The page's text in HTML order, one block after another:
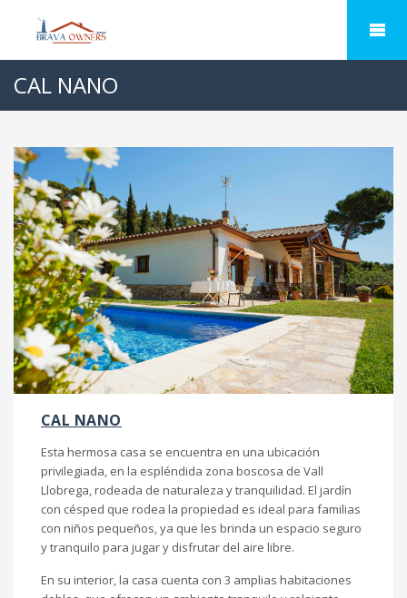
CAL NANO
CAL NANO
Esta hermosa casa se encuentra en una ubicación
privilegiada, en la espléndida zona boscosa de Vall
Llobrega, rodeada de naturaleza y tranquilidad. El jardín
con césped que rodea la propiedad es ideal para familias
con niños pequeños, ya que les brinda un espacio seguro
y tranquilo para jugar y disfrutar del aire libre.
En su interior, la casa cuenta con 3 amplias habitaciones